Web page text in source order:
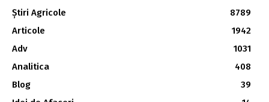
Știri Agricole
8789
Articole
1942
Adv
1031
Analitica
408
Blog
39